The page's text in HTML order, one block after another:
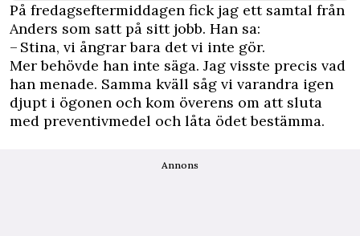
På fredagseftermiddagen fick jag ett samtal från
Anders som satt på sitt jobb. Han sa:
– Stina, vi ångrar bara det vi inte gör.
Mer behövde han inte säga. Jag visste precis vad
han menade. Samma kväll såg vi varandra igen
djupt i ögonen och kom överens om att sluta
med preventivmedel och låta ödet bestämma.
Annons